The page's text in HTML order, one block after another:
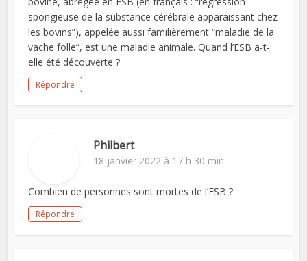
spongieuse de la substance cérébrale apparaissant chez
les bovins”), appelée aussi familièrement “maladie de la
vache folle”, est une maladie animale. Quand l’ESB a-t-
elle été découverte ?
Répondre
Philbert
18 janvier 2022 à 17 h 30 min
Combien de personnes sont mortes de l’ESB ?
Répondre